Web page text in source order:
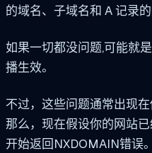
的域名、子域名和 A 记录的
如果一切都没问题,可能就
播生效。
不过，这些问题通常出现
那么，现在假设你的网站
开始返回NXDOMAIN错误